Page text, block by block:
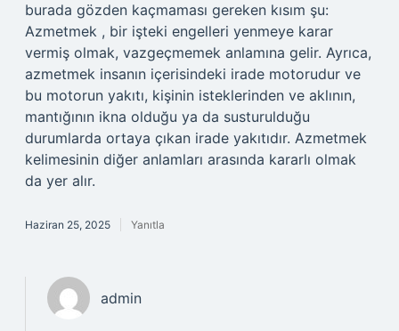
burada gözden kaçmaması gereken kısım şu:
Azmetmek , bir işteki engelleri yenmeye karar
vermiş olmak, vazgeçmemek anlamına gelir. Ayrıca,
azmetmek insanın içerisindeki irade motorudur ve
bu motorun yakıtı, kişinin isteklerinden ve aklının,
mantığının ikna olduğu ya da susturulduğu
durumlarda ortaya çıkan irade yakıtıdır. Azmetmek
kelimesinin diğer anlamları arasında kararlı olmak
da yer alır.
Haziran 25, 2025 Yanıtla
admin